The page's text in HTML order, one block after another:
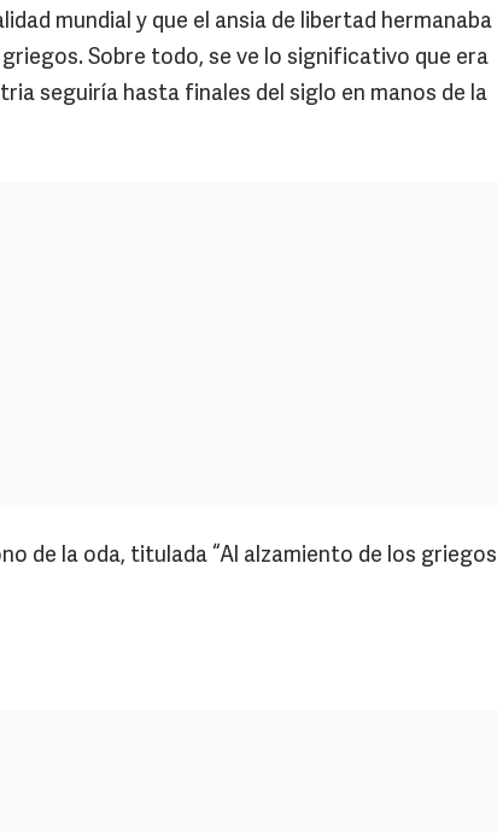
mundial y que el ansia de libertad hermanaba
Sobre todo, se ve lo significativo que era
seguiría hasta finales del siglo en manos de la
de la oda, titulada “Al alzamiento de los griegos